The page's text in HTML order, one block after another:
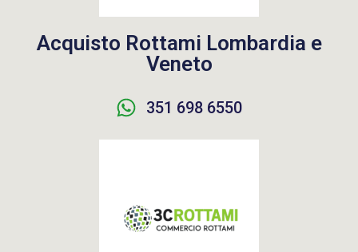
Acquisto Rottami Lombardia e
Veneto
351 698 6550